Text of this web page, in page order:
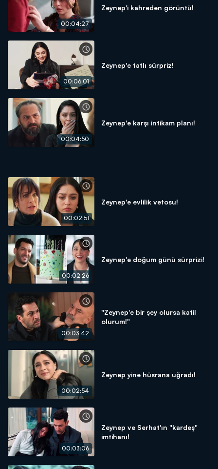
00:04:27
Zeynep'i kahreden görüntü!
00:06:01
Zeynep'e tatlı sürpriz!
00:04:50
Zeynep'e karşı intikam planı!
00:02:51
Zeynep'e evlilik vetosu!
00:02:26
Zeynep'e doğum günü sürprizi!
00:03:42
"Zeynep'e bir şey olursa katil
olurum!"
00:02:54
Zeynep yine hüsrana uğradı!
00:03:06
Zeynep ve Serhat'ın "kardeş"
imtihanı!